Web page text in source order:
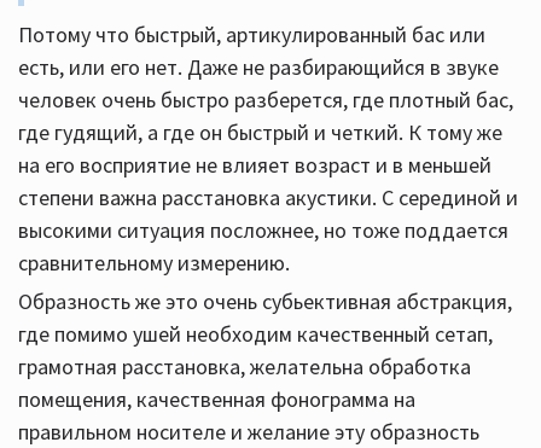
Потому что быстрый, артикулированный бас или
есть, или его нет. Даже не разбирающийся в звуке
человек очень быстро разберется, где плотный бас,
где гудящий, а где он быстрый и четкий. К тому же
на его восприятие не влияет возраст и в меньшей
степени важна расстановка акустики. С серединой и
высокими ситуация посложнее, но тоже поддается
сравнительному измерению.
Образность же это очень субьективная абстракция,
где помимо ушей необходим качественный сетап,
грамотная расстановка, желательна обработка
помещения, качественная фонограмма на
правильном носителе и желание эту образность